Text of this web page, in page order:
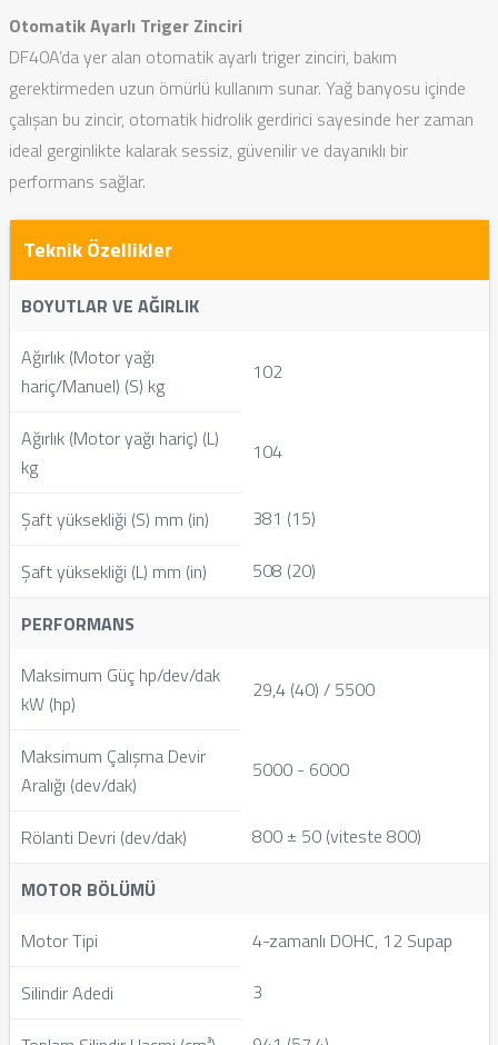
Otomatik Ayarlı Triger Zinciri
DF40A’da yer alan otomatik ayarlı triger zinciri, bakım
gerektirmeden uzun ömürlü kullanım sunar. Yağ banyosu içinde
çalışan bu zincir, otomatik hidrolik gerdirici sayesinde her zaman
ideal gerginlikte kalarak sessiz, güvenilir ve dayanıklı bir
performans sağlar.
Teknik Özellikler
BOYUTLAR VE AĞIRLIK
Ağırlık (Motor yağı
hariç/Manuel) (S) kg
102
Ağırlık (Motor yağı hariç) (L)
kg
104
Şaft yüksekliği (S) mm (in)
381 (15)
Şaft yüksekliği (L) mm (in)
508 (20)
PERFORMANS
Maksimum Güç hp/dev/dak
kW (hp)
29,4 (40) / 5500
Maksimum Çalışma Devir
Aralığı (dev/dak)
5000 - 6000
Rölanti Devri (dev/dak)
800 ± 50 (viteste 800)
MOTOR BÖLÜMÜ
Motor Tipi
4-zamanlı DOHC, 12 Supap
Silindir Adedi
3